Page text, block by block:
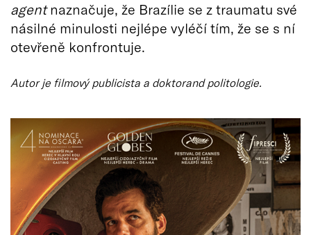
agentnaznačuje, že Brazílie se z traumatu své
násilné minulosti nejlépe vyléčí tím, že se s ní
otevřeně konfrontuje.
Autor je filmový publicista a doktorand politologie.